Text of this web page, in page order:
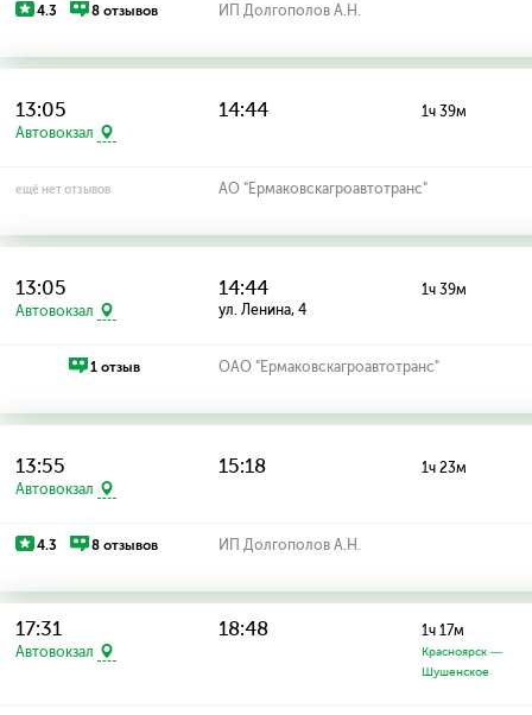
4.3 8 отзывов ИП Долгополов А.Н.
13:05
Автовокзал
14:44 1ч 39м
ещё нет отзывов АО "Ермаковскагроавтотранс"
13:05
Автовокзал
14:44
ул. Ленина, 4
1ч 39м
1 отзыв ОАО "Ермаковскагроавтотранс"
13:55
Автовокзал
15:18 1ч 23м
4.3 8 отзывов ИП Долгополов А.Н.
17:31
Автовокзал
18:48 1ч 17м
Красноярск —
Шушенское